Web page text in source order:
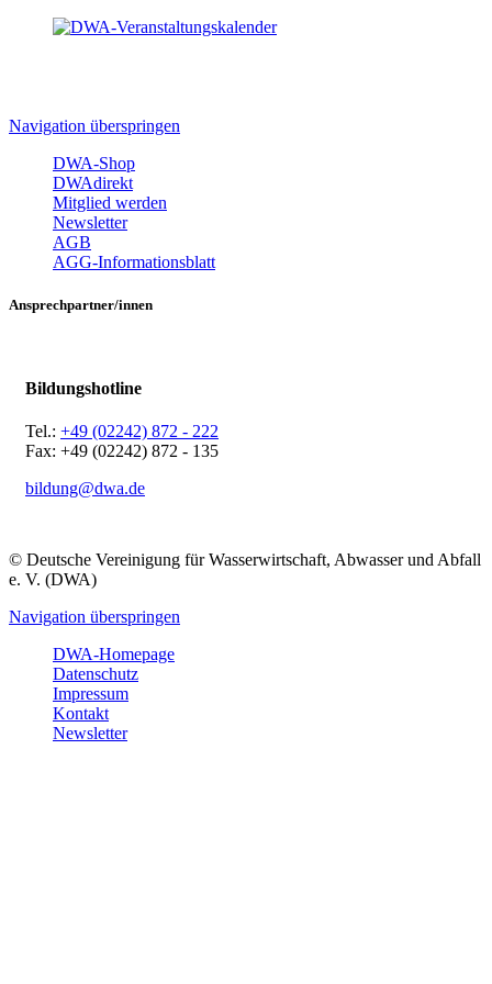
Navigation überspringen
DWA-Shop
DWAdirekt
Mitglied werden
Newsletter
AGB
AGG-Informationsblatt
Ansprechpartner/innen
Bildungshotline
Tel.: +49 (02242) 872 - 222
Fax: +49 (02242) 872 - 135
bildung@dwa.de
© Deutsche Vereinigung für Wasserwirtschaft, Abwasser und Abfall
e. V. (DWA)
Navigation überspringen
DWA-Homepage
Datenschutz
Impressum
Kontakt
Newsletter